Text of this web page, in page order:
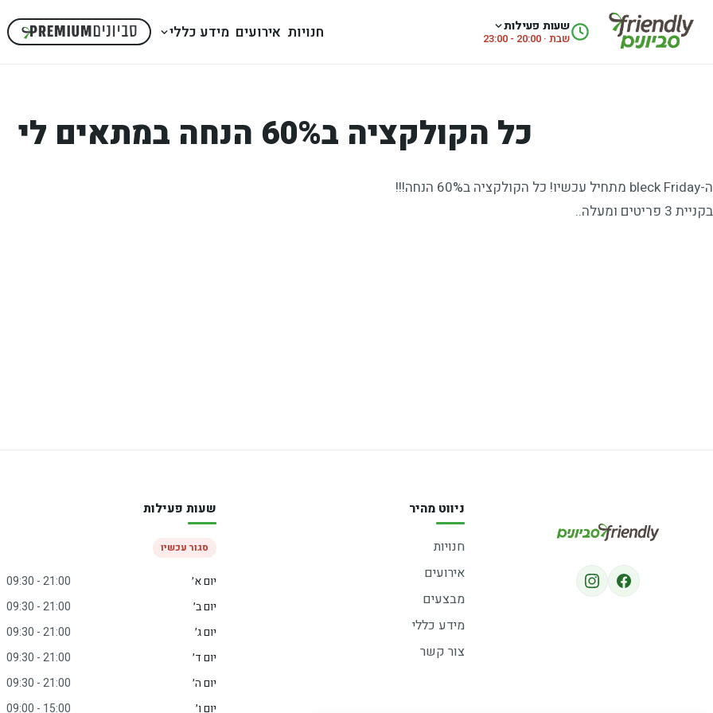
שעות פעילות
שבת · 20:00 - 23:00 חנויות אירועים מידע כללי
כל הקולקציה ב60% הנחה במתאים לי
ה-bleck Friday מתחיל עכשיו! כל הקולקציה ב60% הנחה!!!
בקניית 3 פריטים ומעלה..
ניווט מהיר
חנויות
אירועים
מבצעים
מידע כללי
צור קשר
שעות פעילות
סגור עכשיו
יום א׳
09:30 - 21:00
יום ב׳
09:30 - 21:00
יום ג׳
09:30 - 21:00
יום ד׳
09:30 - 21:00
יום ה׳
09:30 - 21:00
יום ו׳
09:00 - 15:00